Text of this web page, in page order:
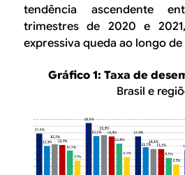
tendência ascendente
trimestres de 2020 e
expressiva queda ao longo de
Gráfico 1: Taxa de
Brasil e